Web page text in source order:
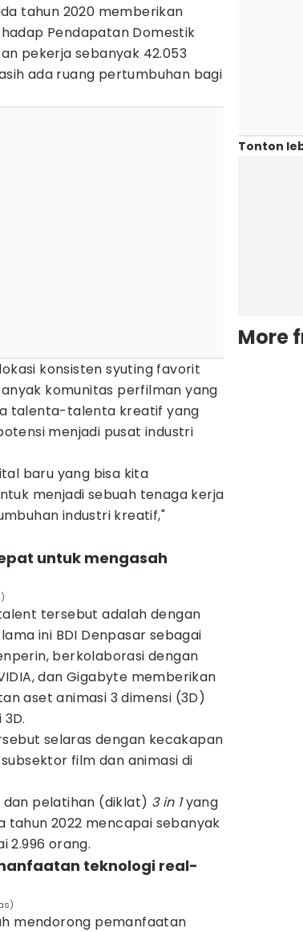
tahun 2020 memberikan
Pendapatan Domestik
pekerja sebanyak 42.053
ada ruang pertumbuhan bagi
konsisten syuting favorit
komunitas perfilman yang
talenta-talenta kreatif yang
menjadi pusat industri
baru yang bisa kita
menjadi sebuah tenaga kerja
industri kreatif,"
untuk mengasah
tersebut adalah dengan
ini BDI Denpasar sebagai
berkolaborasi dengan
dan Gigabyte memberikan
aset animasi 3 dimensi (3D)
selaras dengan kecakapan
film dan animasi di
dan pelatihan (diklat) 3 in 1yang
tahun 2022 mencapai sebanyak
2.996 orang.
teknologi real-
mendorong pemanfaatan
Tonton
More